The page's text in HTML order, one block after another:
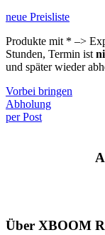
neue Preisliste
Produkte mit * –>
Stunden, Termin ist
und später wieder
Vorbei bringen
Abholung
per Post
Über XBOOM